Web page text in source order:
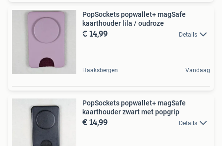
PopSockets popwallet+ magSafe
kaarthouder lila / oudroze
€ 14,99 Details
Haaksbergen Vandaag
PopSockets popwallet+ magSafe
kaarthouder zwart met popgrip
€ 14,99 Details